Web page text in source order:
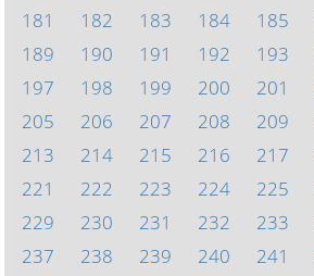
181
182 183 184 185
189
190 191 192 193
197
198 199 200 201
205
206 207 208 209
213
214 215 216 217
221
222 223 224 225
229
230 231 232 233
237
238 239 240 241